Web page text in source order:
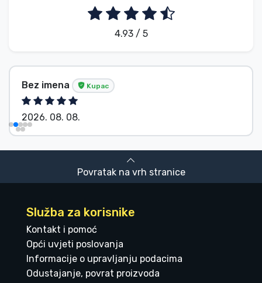
4.93 / 5
Bez imena Kupac
2026. 08. 08.
Povratak na vrh stranice
Služba za korisnike
Kontakt i pomoć
Opći uvjeti poslovanja
Informacije o upravljanju podacima
Odustajanje, povrat proizvoda